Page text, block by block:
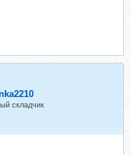
складчик